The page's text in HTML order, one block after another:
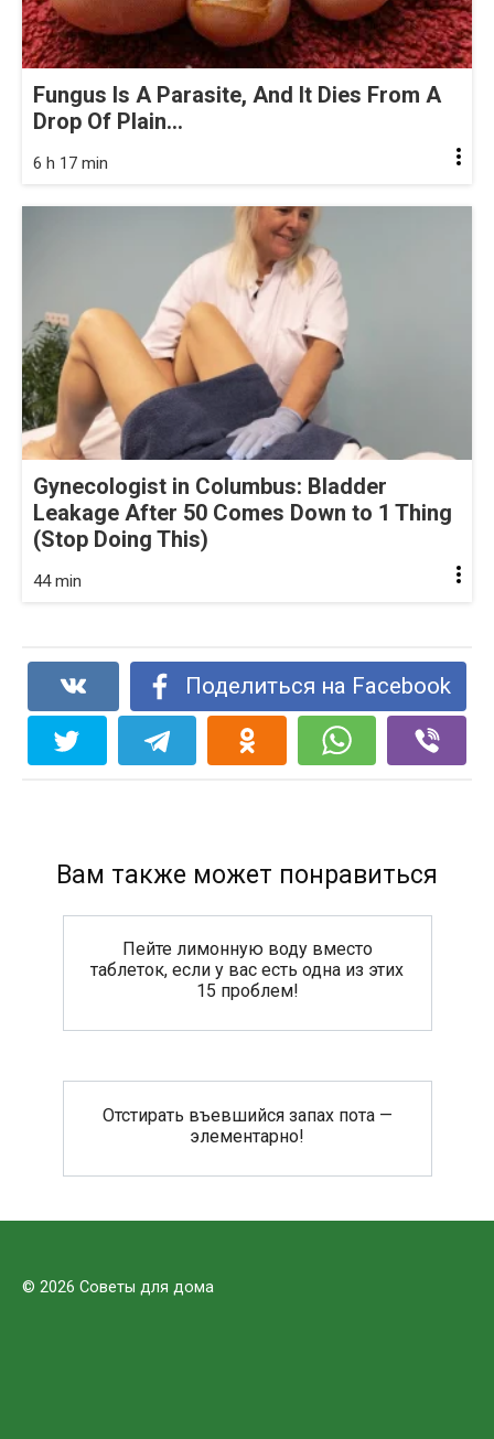
Fungus Is A Parasite, And It Dies From A
Drop Of Plain...
6 h 17 min
Gynecologist in Columbus: Bladder
Leakage After 50 Comes Down to 1 Thing
(Stop Doing This)
44 min
Поделиться на Facebook
Вам также может понравиться
Пейте лимонную воду вместо
таблеток, если у вас есть одна из этих
15 проблем!
Отстирать въевшийся запах пота —
элементарно!
© 2026 Советы для дома